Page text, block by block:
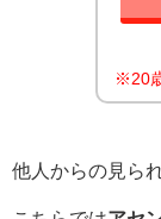
※20
他人からの見ら